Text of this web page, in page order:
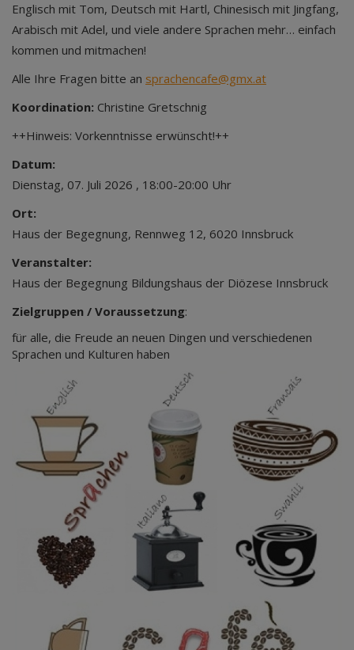
Englisch mit Tom, Deutsch mit Hartl, Chinesisch mit Jingfang,
Arabisch mit Adel, und viele andere Sprachen mehr… einfach
kommen und mitmachen!
Alle Ihre Fragen bitte an sprachencafe@gmx.at
Koordination: Christine Gretschnig
++Hinweis: Vorkenntnisse erwünscht!++
Datum:
Dienstag, 07. Juli 2026 , 18:00-20:00 Uhr
Ort:
Haus der Begegnung, Rennweg 12, 6020 Innsbruck
Veranstalter:
Haus der Begegnung Bildungshaus der Diözese Innsbruck
Zielgruppen / Voraussetzung:
für alle, die Freude an neuen Dingen und verschiedenen
Sprachen und Kulturen haben